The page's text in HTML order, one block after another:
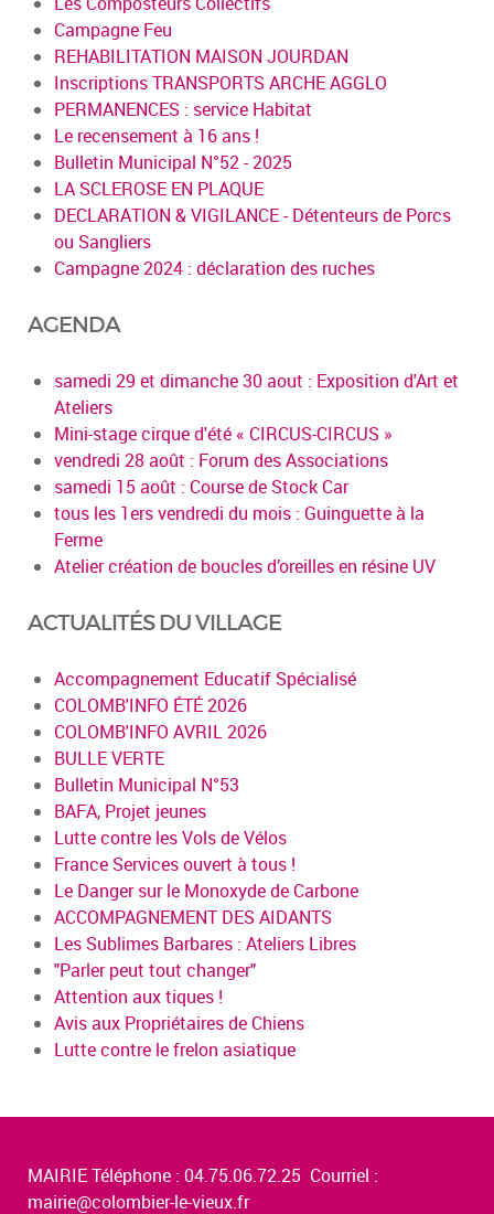
Campagne Feu
REHABILITATION MAISON JOURDAN
Inscriptions TRANSPORTS ARCHE AGGLO
PERMANENCES : service Habitat
Le recensement à 16 ans !
Bulletin Municipal N°52 - 2025
LA SCLEROSE EN PLAQUE
DECLARATION & VIGILANCE - Détenteurs de Porcs
ou Sangliers
Campagne 2024 : déclaration des ruches
AGENDA
samedi 29 et dimanche 30 aout : Exposition d'Art et
Ateliers
Mini-stage cirque d'été « CIRCUS-CIRCUS »
vendredi 28 août : Forum des Associations
samedi 15 août : Course de Stock Car
tous les 1ers vendredi du mois : Guinguette à la
Ferme
Atelier création de boucles d’oreilles en résine UV
ACTUALITÉS DU VILLAGE
Accompagnement Educatif Spécialisé
COLOMB'INFO ÉTÉ 2026
COLOMB'INFO AVRIL 2026
BULLE VERTE
Bulletin Municipal N°53
BAFA, Projet jeunes
Lutte contre les Vols de Vélos
France Services ouvert à tous !
Le Danger sur le Monoxyde de Carbone
ACCOMPAGNEMENT DES AIDANTS
Les Sublimes Barbares : Ateliers Libres
"Parler peut tout changer"
Attention aux tiques !
Avis aux Propriétaires de Chiens
Lutte contre le frelon asiatique
MAIRIE Téléphone : 04.75.06.72.25 Courriel :
mairie@colombier-le-vieux.fr